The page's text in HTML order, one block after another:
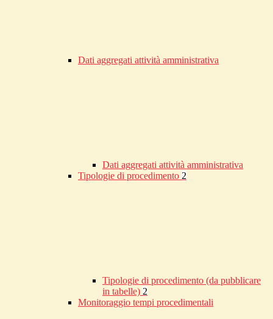
Dati aggregati attività amministrativa
Dati aggregati attività amministrativa
Tipologie di procedimento 2
Tipologie di procedimento (da pubblicare
in tabelle) 2
Monitoraggio tempi procedimentali